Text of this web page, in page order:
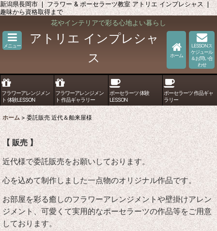
新潟県長岡市 ❘ フラワー & ポーセラーツ教室 アトリエ インプレシャス ❘
趣味から資格取得まで
花やインテリアで彩る心地よい暮らし
メニュー
アトリエ インプレシャ
ス
ホーム
LESSONス
ケジュール
＆お問い合
わせ
フラワーアレンジメン
ト 体験LESSON
フラワーアレンジメン
ト 作品ギャラリー
ポーセラーツ 体験
LESSON
ポーセラーツ 作品ギャ
ラリー
ホーム > 委託販売 近代＆舶来屋様
【 販売 】
近代様で委託販売をお願いしております。
心を込めて制作しました一点物のオリジナル作品です。
お部屋を彩る癒しのフラワーアレンジメントや壁掛けアレン
ジメント、可愛くて実用的なポーセラーツの作品等をご用意
しております。